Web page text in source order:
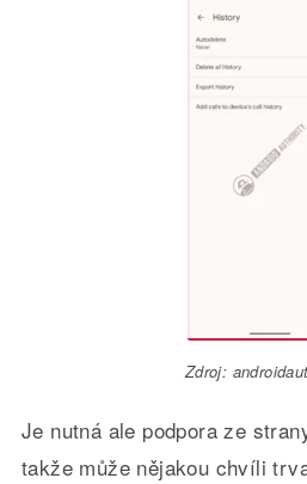
Zdroj:
Je nutná ale podpora ze
takže může nějakou chvíli